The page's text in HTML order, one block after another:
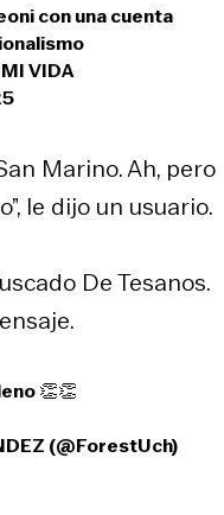
con una cuenta
VIDA
Marino. Ah, pero
le dijo un usuario.
De Tesanos.
👏👏
(@ForestUch)